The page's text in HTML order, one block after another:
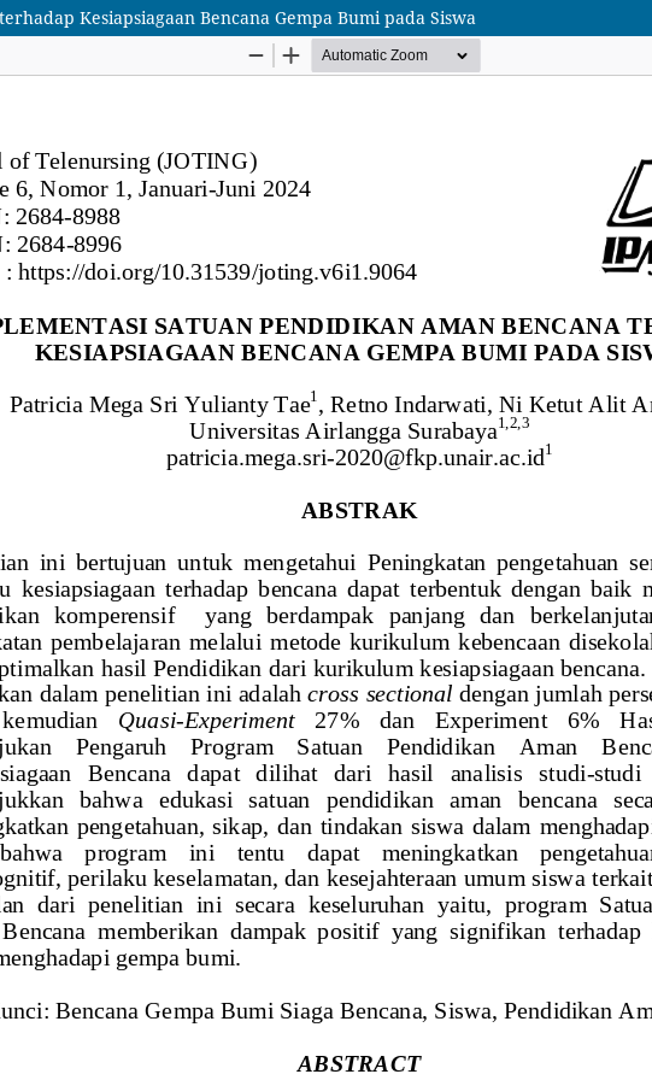
Kesiapsiagaan Bencana Gempa Bumi pada Siswa